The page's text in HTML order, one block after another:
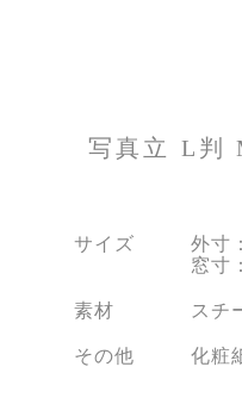
写真立 L判
サイズ
外寸
窓寸
素材 スチ
その他 化粧